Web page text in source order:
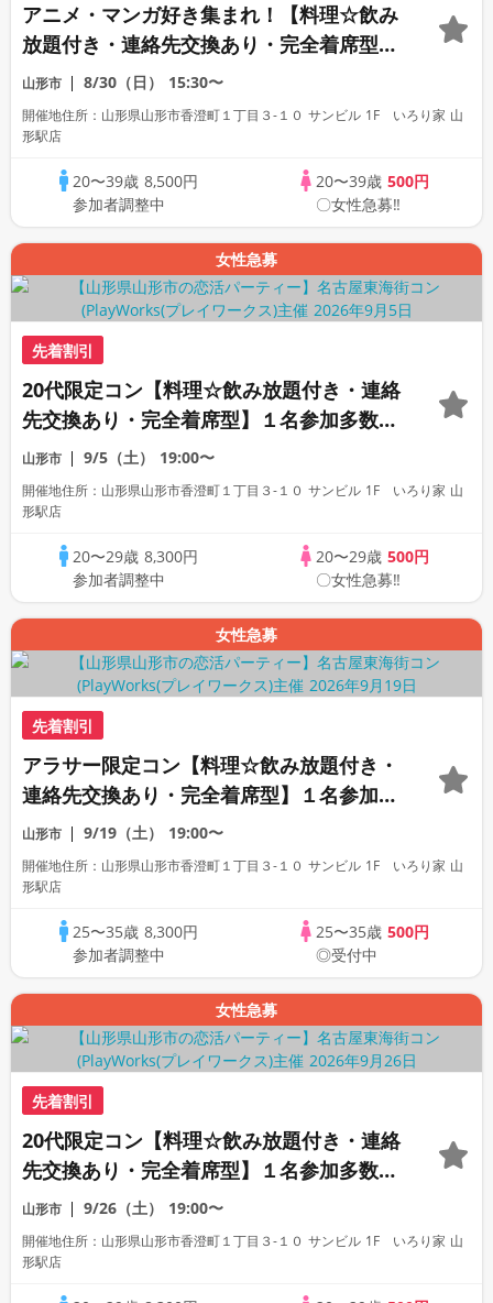
アニメ・マンガ好き集まれ！【料理☆飲み
放題付き・連絡先交換あり・完全着席型】
アニメ好きコン☆１名参加多数・初参加も
大歓迎☆プレイワークス主催☆
山形市 8/30（日） 15:30〜
開催地住所：山形県山形市香澄町１丁目３-１０ サンビル 1F いろり家 山
形駅店
20〜39歳 8,500円
参加者調整中
20〜39歳 500円
〇女性急募‼
女性急募
先着割引
20代限定コン【料理☆飲み放題付き・連絡
先交換あり・完全着席型】１名参加多数・
初参加も大歓迎☆プレイワークス主催☆
山形市 9/5（土） 19:00〜
開催地住所：山形県山形市香澄町１丁目３-１０ サンビル 1F いろり家 山
形駅店
20〜29歳 8,300円
参加者調整中
20〜29歳 500円
〇女性急募‼
女性急募
先着割引
アラサー限定コン【料理☆飲み放題付き・
連絡先交換あり・完全着席型】１名参加多
数・初参加も大歓迎☆プレイワークス主催
☆
山形市 9/19（土） 19:00〜
開催地住所：山形県山形市香澄町１丁目３-１０ サンビル 1F いろり家 山
形駅店
25〜35歳 8,300円
参加者調整中
25〜35歳 500円
◎受付中
女性急募
先着割引
20代限定コン【料理☆飲み放題付き・連絡
先交換あり・完全着席型】１名参加多数・
初参加も大歓迎☆プレイワークス主催☆
山形市 9/26（土） 19:00〜
開催地住所：山形県山形市香澄町１丁目３-１０ サンビル 1F いろり家 山
形駅店